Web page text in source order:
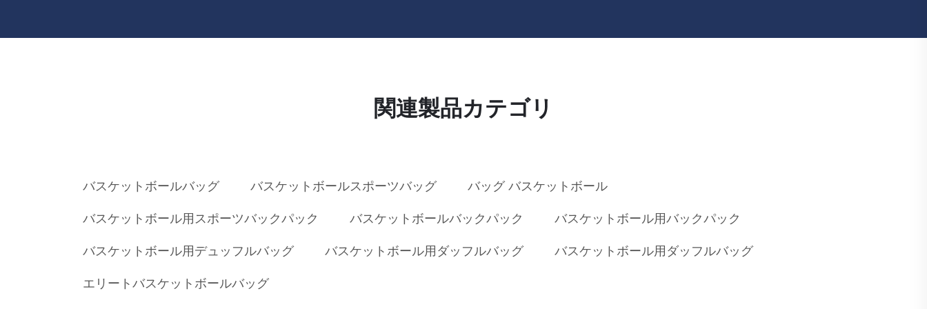
関連製品カテゴリ
バスケットボールバッグ バスケットボールスポーツバッグ
バッグ バスケットボール
バスケットボール用スポーツバックパック
バスケットボールバックパック
バスケットボール用バックパック
バスケットボール用デュッフルバッグ
バスケットボール用ダッフルバッグ
バスケットボール用ダッフルバッグ
エリートバスケットボールバッグ